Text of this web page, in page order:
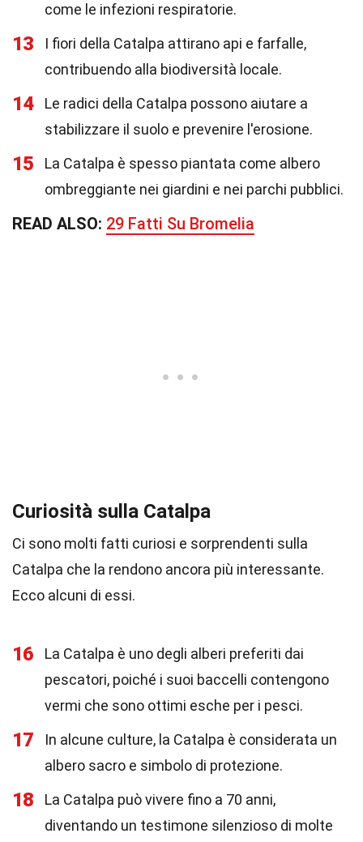
come le infezioni respiratorie.
13
I fiori della Catalpa attirano api e farfalle,
contribuendo alla biodiversità locale.
14
Le radici della Catalpa possono aiutare a
stabilizzare il suolo e prevenire l'erosione.
15
La Catalpa è spesso piantata come albero
ombreggiante nei giardini e nei parchi pubblici.
READ ALSO: 29 Fatti Su Bromelia
Curiosità sulla Catalpa
Ci sono molti fatti curiosi e sorprendenti sulla
Catalpa che la rendono ancora più interessante.
Ecco alcuni di essi.
16
La Catalpa è uno degli alberi preferiti dai
pescatori, poiché i suoi baccelli contengono
vermi che sono ottimi esche per i pesci.
17
In alcune culture, la Catalpa è considerata un
albero sacro e simbolo di protezione.
18
La Catalpa può vivere fino a 70 anni,
diventando un testimone silenzioso di molte